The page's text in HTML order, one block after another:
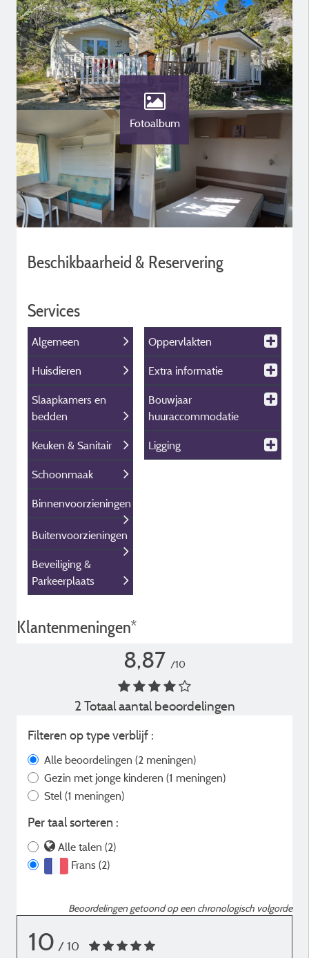
Fotoalbum
Beschikbaarheid & Reservering
Services
Algemeen
Huisdieren
Slaapkamers en
bedden
Keuken & Sanitair
Schoonmaak
Binnenvoorzieningen
Buitenvoorzieningen
Beveiliging &
Parkeerplaats
Oppervlakten
Extra informatie
Bouwjaar
huuraccommodatie
Ligging
Klantenmeningen*
8,87 /10
2 Totaal aantal beoordelingen
Filteren op type verblijf :
Alle beoordelingen (2 meningen)
Gezin met jonge kinderen (1 meningen)
Stel (1 meningen)
Per taal sorteren :
Alle talen (2)
Frans (2)
Beoordelingen getoond op een chronologisch volgorde
10 / 10